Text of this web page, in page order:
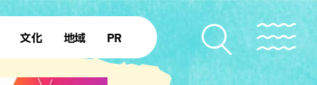
文化
復帰50年
地域
本島北部 本島中部
PR